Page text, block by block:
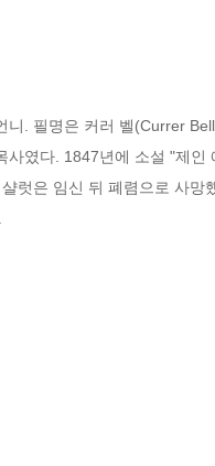
. 필명은 커러 벨(Currer
였다. 1847년에 소설 "제
럿은 임신 뒤 폐렴으로 사망